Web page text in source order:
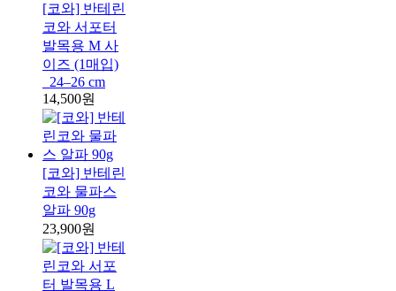
[코와] 반테린
코와 서포터
발목용 M 사
이즈 (1매입)
_24–26 cm
14,500원
[코와] 반테린
코와 물파스
알파 90g
23,900원